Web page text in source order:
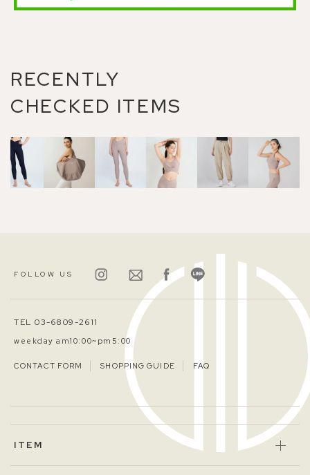
RECENTLY
CHECKED ITEMS
FOLLOW US
TEL 03-6809-2611
weekday am10:00~pm5:00
CONTACT FORM SHOPPING GUIDE FAQ
ITEM